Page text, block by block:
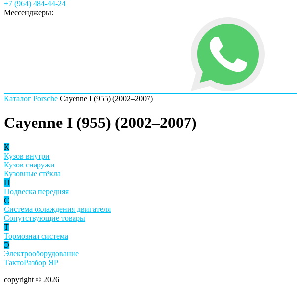
+7 (964) 484-44-24
Мессенджеры:
Каталог Porsche Cayenne I (955) (2002–2007)
Cayenne I (955) (2002–2007)
К
Кузов внутри
Кузов снаружи
Кузовные стёкла
П
Подвеска передняя
С
Система охлаждения двигателя
Сопутствующие товары
Т
Тормозная система
Э
Электрооборудование
ТактоРазбор ЯР
copyright © 2026